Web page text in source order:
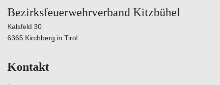
Bezirksfeuerwehrverband Kitzbühel
Kalsfeld 30
6365 Kirchberg in Tirol
Kontakt